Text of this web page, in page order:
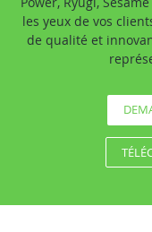
les yeux de vos
de qualité et